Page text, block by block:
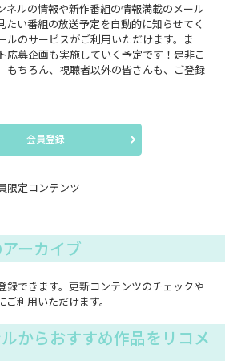
ネルの情報や新作番組の情報満載のメール
たい番組の放送予定を自動的に知らせてく
ルのサービスがご利用いただけます。ま
応募企画も実施していく予定です！是非こ
もちろん、視聴者以外の皆さんも、ご登録
会員登録
限定コンテンツ
ーカイブ
録できます。更新コンテンツのチェックや
利用いただけます。
からおすすめ作品をリコメ